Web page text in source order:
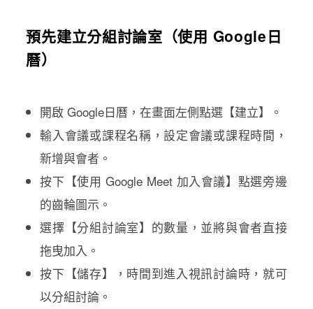
預先建立分組討論室（使用 Google日
曆）​
開啟 Google日曆，在畫面左側點選【建立】。
輸入會議或課程名稱，設定會議或課程時間，
新增與會者。
按下【使用 Google Meet 加入會議】點選旁邊
的齒輪圖示。
選擇【分組討論室】的數量，並將與會者直接
拖曳加入。
按下【儲存】，時間到進入視訊討論時，就可
以分組討論。